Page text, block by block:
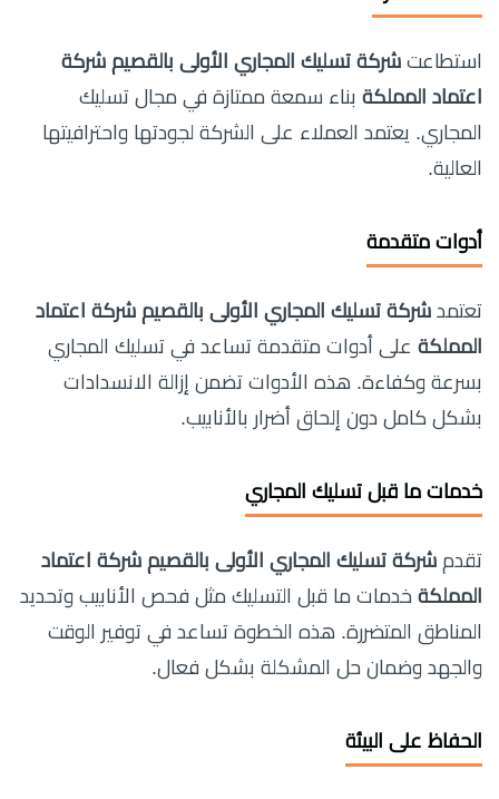
استطاعت شركة تسليك المجاري الأولى بالقصيم شركة
اعتماد المملكة بناء سمعة ممتازة في مجال تسليك
المجاري. يعتمد العملاء على الشركة لجودتها واحترافيتها
العالية.
أدوات متقدمة
تعتمد شركة تسليك المجاري الأولى بالقصيم شركة اعتماد
المملكة على أدوات متقدمة تساعد في تسليك المجاري
بسرعة وكفاءة. هذه الأدوات تضمن إزالة الانسدادات
بشكل كامل دون إلحاق أضرار بالأنابيب.
خدمات ما قبل تسليك المجاري
تقدم شركة تسليك المجاري الأولى بالقصيم شركة اعتماد
المملكة خدمات ما قبل التسليك مثل فحص الأنابيب وتحديد
المناطق المتضررة. هذه الخطوة تساعد في توفير الوقت
والجهد وضمان حل المشكلة بشكل فعال.
الحفاظ على البيئة